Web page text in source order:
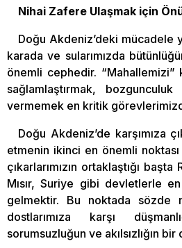
Nihai Zafere Ulaşmak için
Doğu Akdeniz’deki mücadele
karada ve sularımızda
önemli cephedir.
sağlamlaştırmak, bozgunculuk
vermemek en kritik
Doğu Akdeniz’de karşımıza
etmenin ikinci en önemli
çıkarlarımızın ortaklaştığı
Mısır, Suriye gibi devletlerle
gelmektir. Bu noktada sözde
dostlarımıza karşı
sorumsuzluğun ve akılsızlığın